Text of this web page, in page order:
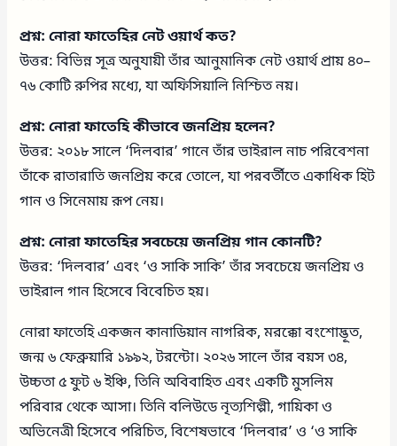
প্রশ্ন: নোরা ফাতেহির নেট ওয়ার্থ কত?
উত্তর: বিভিন্ন সূত্র অনুযায়ী তাঁর আনুমানিক নেট ওয়ার্থ প্রায় ৪০–
৭৬ কোটি রুপির মধ্যে, যা অফিসিয়ালি নিশ্চিত নয়।
প্রশ্ন: নোরা ফাতেহি কীভাবে জনপ্রিয় হলেন?
উত্তর: ২০১৮ সালে ‘দিলবার’ গানে তাঁর ভাইরাল নাচ পরিবেশনা
তাঁকে রাতারাতি জনপ্রিয় করে তোলে, যা পরবর্তীতে একাধিক হিট
গান ও সিনেমায় রূপ নেয়।
প্রশ্ন: নোরা ফাতেহির সবচেয়ে জনপ্রিয় গান কোনটি?
উত্তর: ‘দিলবার’ এবং ‘ও সাকি সাকি’ তাঁর সবচেয়ে জনপ্রিয় ও
ভাইরাল গান হিসেবে বিবেচিত হয়।
নোরা ফাতেহি একজন কানাডিয়ান নাগরিক, মরক্কো বংশোদ্ভূত,
জন্ম ৬ ফেব্রুয়ারি ১৯৯২, টরন্টো। ২০২৬ সালে তাঁর বয়স ৩৪,
উচ্চতা ৫ ফুট ৬ ইঞ্চি, তিনি অবিবাহিত এবং একটি মুসলিম
পরিবার থেকে আসা। তিনি বলিউডে নৃত্যশিল্পী, গায়িকা ও
অভিনেত্রী হিসেবে পরিচিত, বিশেষভাবে ‘দিলবার’ ও ‘ও সাকি